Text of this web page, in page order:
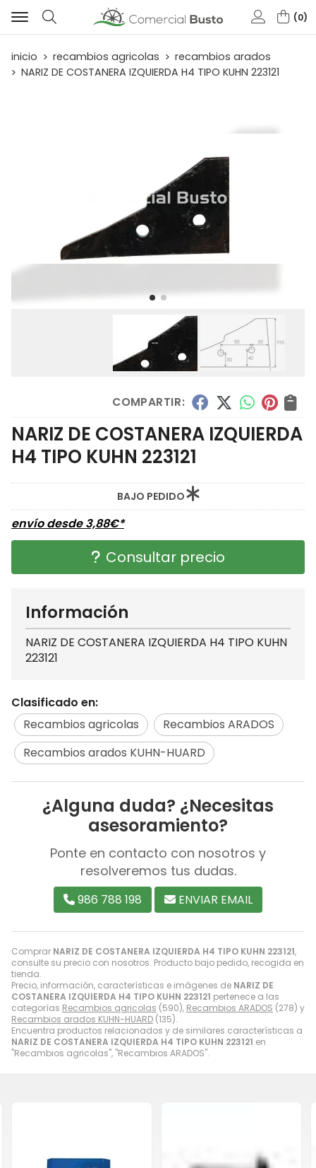
Buscar
0
inicio recambios agricolas
recambios arados
NARIZ DE COSTANERA IZQUIERDA H4 TIPO KUHN 223121
COMPARTIR:
NARIZ DE COSTANERA IZQUIERDA
H4 TIPO KUHN 223121
BAJO PEDIDO
envío desde3,88€*
Consultar precio
Comprar NARIZ DE COSTANERA IZQUIERDA H4 TIPO KUHN 223121,
consulte su precio con nosotros. Producto bajo pedido, recogida en
tienda.
Precio, información, características e imágenes de NARIZ DE
COSTANERA IZQUIERDA H4 TIPO KUHN 223121 pertenece a las
categorías Recambios agricolas (590), Recambios ARADOS (278) y
Recambios arados KUHN-HUARD (135).
Encuentra productos relacionados y de similares características a
NARIZ DE COSTANERA IZQUIERDA H4 TIPO KUHN 223121 en
"Recambios agricolas", "Recambios ARADOS".
Información
NARIZ DE COSTANERA IZQUIERDA H4 TIPO KUHN
223121
Clasificado en:
Recambios agricolas
Recambios ARADOS
Recambios arados KUHN-HUARD
¿Alguna duda? ¿Necesitas
asesoramiento?
Ponte en contacto con nosotros y
resolveremos tus dudas.
986 788 198 ENVIAR EMAIL